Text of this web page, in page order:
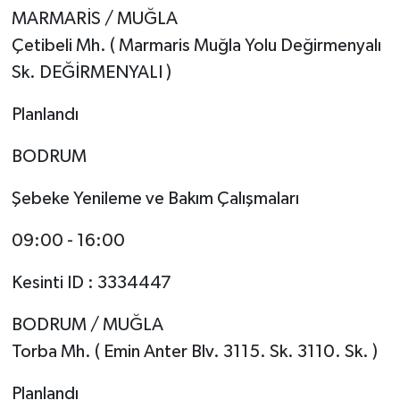
MARMARİS / MUĞLA
Çetibeli Mh. ( Marmaris Muğla Yolu Değirmenyalı
Sk. DEĞİRMENYALI )
Planlandı
BODRUM
Şebeke Yenileme ve Bakım Çalışmaları
09:00 - 16:00
Kesinti ID : 3334447
BODRUM / MUĞLA
Torba Mh. ( Emin Anter Blv. 3115. Sk. 3110. Sk. )
Planlandı